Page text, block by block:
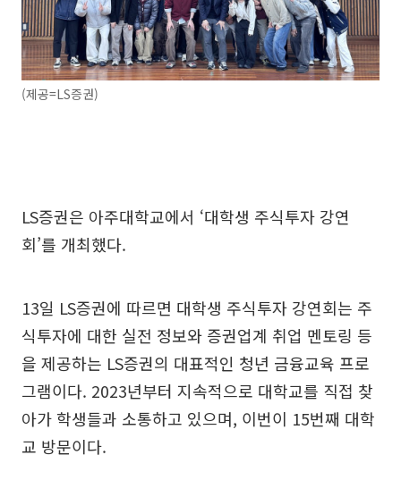
(제공=LS증권)
LS증권은 아주대학교에서 ‘대학생 주식투자 강연
회’를 개최했다.
13일 LS증권에 따르면 대학생 주식투자 강연회는 주
식투자에 대한 실전 정보와 증권업계 취업 멘토링 등
을 제공하는 LS증권의 대표적인 청년 금융교육 프로
그램이다. 2023년부터 지속적으로 대학교를 직접 찾
아가 학생들과 소통하고 있으며, 이번이 15번째 대학
교 방문이다.